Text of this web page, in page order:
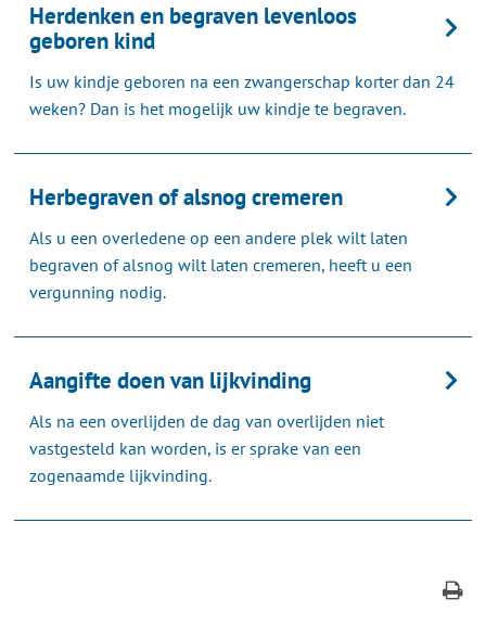
Herdenken en begraven levenloos
geboren kind
Is uw kindje geboren na een zwangerschap korter dan 24
weken? Dan is het mogelijk uw kindje te begraven.
Herbegraven of alsnog cremeren
Als u een overledene op een andere plek wilt laten
begraven of alsnog wilt laten cremeren, heeft u een
vergunning nodig.
Aangifte doen van lijkvinding
Als na een overlijden de dag van overlijden niet
vastgesteld kan worden, is er sprake van een
zogenaamde lijkvinding.